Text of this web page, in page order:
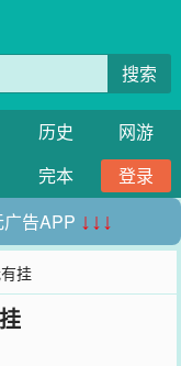
搜索
历史
网游
完本
登录
告APP ↓↓↓
挂